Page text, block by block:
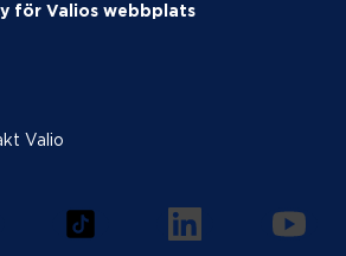
för Valios webbplats
Valio
flik)i en ny flik)
(öppnas i en ny flik)
(öppnas i en ny